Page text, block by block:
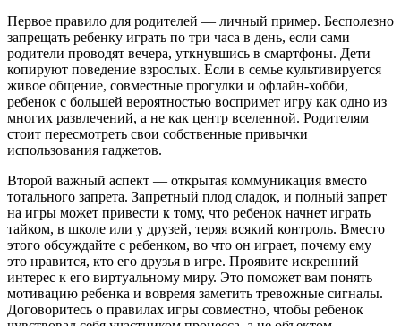
Первое правило для родителей — личный пример. Бесполезно
запрещать ребенку играть по три часа в день, если сами
родители проводят вечера, уткнувшись в смартфоны. Дети
копируют поведение взрослых. Если в семье культивируется
живое общение, совместные прогулки и офлайн-хобби,
ребенок с большей вероятностью воспримет игру как одно из
многих развлечений, а не как центр вселенной. Родителям
стоит пересмотреть свои собственные привычки
использования гаджетов.
Второй важный аспект — открытая коммуникация вместо
тотального запрета. Запретный плод сладок, и полный запрет
на игры может привести к тому, что ребенок начнет играть
тайком, в школе или у друзей, теряя всякий контроль. Вместо
этого обсуждайте с ребенком, во что он играет, почему ему
это нравится, кто его друзья в игре. Проявите искренний
интерес к его виртуальному миру. Это поможет вам понять
мотивацию ребенка и вовремя заметить тревожные сигналы.
Договоритесь о правилах игры совместно, чтобы ребенок